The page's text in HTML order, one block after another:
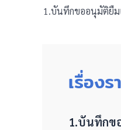
1.บันทึกขออนุมัติยืม
เรื่อง
1.บันทึกข